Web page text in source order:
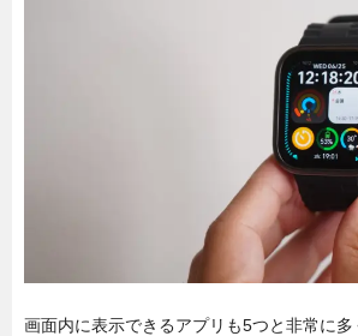
画面内に表示できるアプリも5つと非常に